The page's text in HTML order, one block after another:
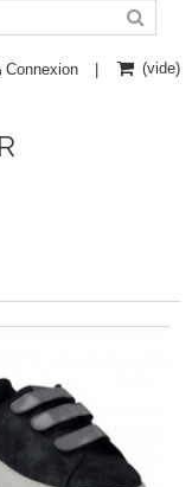
(vide)
Connexion